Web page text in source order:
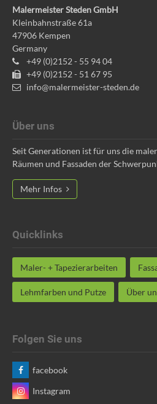
Malermeister Steden GmbH
Kleinbahnstraße 61a
47906 Kempen
Germany
+49 (0)2152 - 55 94 04
+49 (0)2152 - 51 67 95
info@malermeister-steden.de
Über uns
Seit Generationen ist für uns die
Räumen und Fassaden der
Mehr Infos
Quicklinks
Maler- + Tapezierarbeiten
Lehmfarben und Putze Über
Folgen Sie uns
facebook
Instagram